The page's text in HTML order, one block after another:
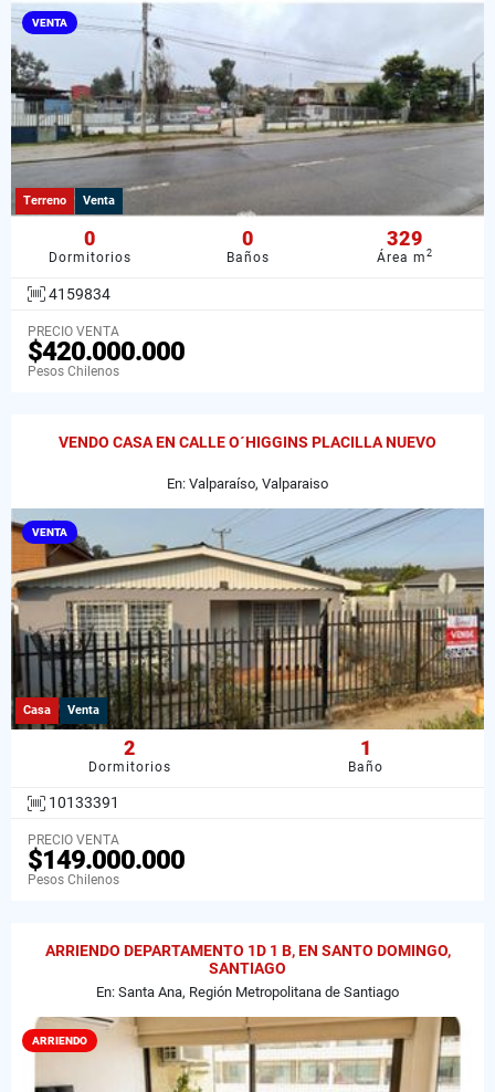
VENTA
Terreno Venta
0
Dormitorios
0
Baños
329
Área m2
4159834
PRECIO VENTA
$420.000.000
Pesos Chilenos
VENDO CASA EN CALLE O´HIGGINS PLACILLA NUEVO
En: Valparaíso, Valparaiso
VENTA
Casa Venta
2
Dormitorios
1
Baño
10133391
PRECIO VENTA
$149.000.000
Pesos Chilenos
ARRIENDO DEPARTAMENTO 1D 1 B, EN SANTO DOMINGO,
SANTIAGO
En: Santa Ana, Región Metropolitana de Santiago
ARRIENDO